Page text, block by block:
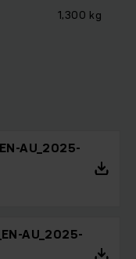
1,300 kg
AU_2025-
AU_2025-